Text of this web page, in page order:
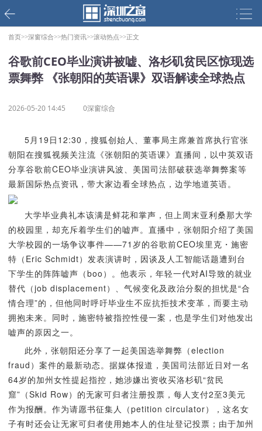
首页>>深窗综合>>热门资讯>>滚动热点>>正文
谷歌前CEO毕业演讲被嘘、洛杉矶贫民区惊现选
票舞弊 《张朝阳的英语课》双语解读全球热点
2026-05-20 14:45 0深窗综合
5月19日12:30，搜狐创始人、董事局主席兼首席执行官张
朝阳在搜狐视频关注流《张朝阳的英语课》直播间，以中英双语
分享谷歌前CEO毕业演讲风波、美国司法部破获选举舞弊案等
最新国际热点资讯，带大家边看全球热点，边学地道英语。
大学毕业典礼本该满是鲜花和掌声，但上周末亚利桑那大学
的校园里，却充斥着学生们的嘘声。直播中，张朝阳介绍了美国
大学校园的一场争议事件——71岁的谷歌前CEO埃里克・施密
特（Eric Schmidt）发表演讲时，因谈及人工智能话题遭到台
下学生的阵阵嘘声（boo）。他表示，年轻一代对AI导致的就业
替代（job displacement）、气候变化及政治分裂的担忧是“合
情合理”的，但他同时呼吁毕业生不应抗拒技术变革，而要主动
拥抱未来。同时，施密特被指控性侵一案，也是学生们对他发出
嘘声的原因之一。
此外，张朝阳还分享了一起美国选举舞弊（election
fraud）案件的最新动态。据媒体报道，美国司法部近日对一名
64岁的加州女性提起指控，她涉嫌出资收买洛杉矶“贫民
窟”（Skid Row）的无家可归者注册投票，每人支付2至3美元
作为报酬。作为请愿书征集人（petition circulator），这名女
子有时还会让无家可归者使用她本人的住址登记投票；由于加州